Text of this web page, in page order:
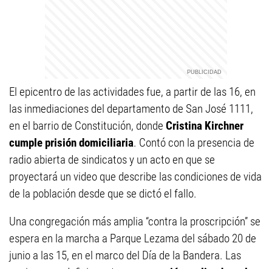
El epicentro de las actividades fue, a partir de las 16, en
las inmediaciones del departamento de San José 1111,
en el barrio de Constitución, donde Cristina Kirchner
cumple prisión domiciliaria. Contó con la presencia de
radio abierta de sindicatos y un acto en que se
proyectará un video que describe las condiciones de vida
de la población desde que se dictó el fallo.
Una congregación más amplia “contra la proscripción” se
espera en la marcha a Parque Lezama del sábado 20 de
junio a las 15, en el marco del Día de la Bandera. Las